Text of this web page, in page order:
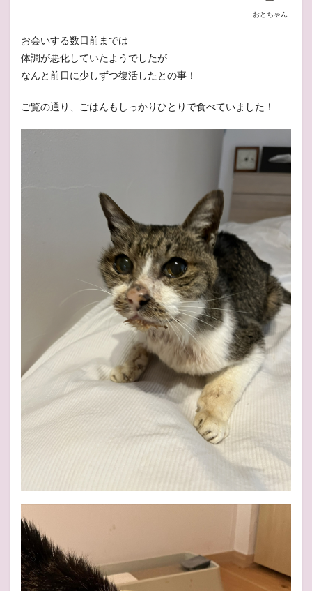
おとちゃん
お会いする数日前までは
体調が悪化していたようでしたが
なんと前日に少しずつ復活したとの事！
ご覧の通り、ごはんもしっかりひとりで食べていました！